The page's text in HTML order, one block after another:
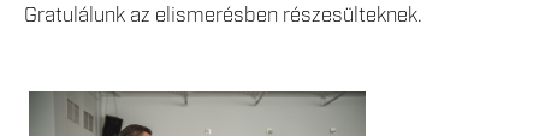
Gratulálunk az elismerésben részesülteknek.